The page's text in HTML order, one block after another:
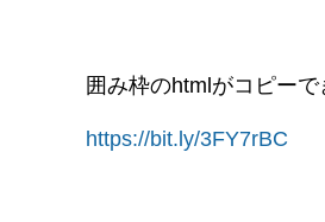
囲み枠のhtmlがコピーで
https://bit.ly/3FY7rBC